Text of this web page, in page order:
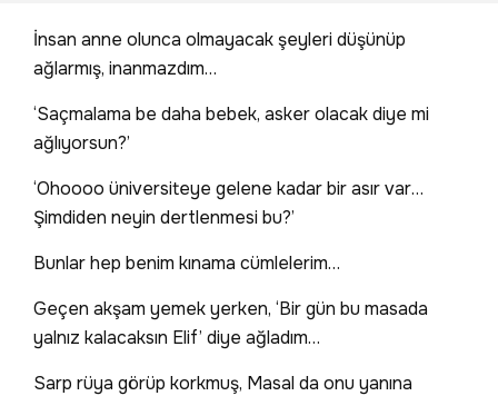
İnsan anne olunca olmayacak şeyleri düşünüp
ağlarmış, inanmazdım…
‘Saçmalama be daha bebek, asker olacak diye mi
ağlıyorsun?’
‘Ohoooo üniversiteye gelene kadar bir asır var…
Şimdiden neyin dertlenmesi bu?’
Bunlar hep benim kınama cümlelerim…
Geçen akşam yemek yerken, ‘Bir gün bu masada
yalnız kalacaksın Elif’ diye ağladım…
Sarp rüya görüp korkmuş, Masal da onu yanına